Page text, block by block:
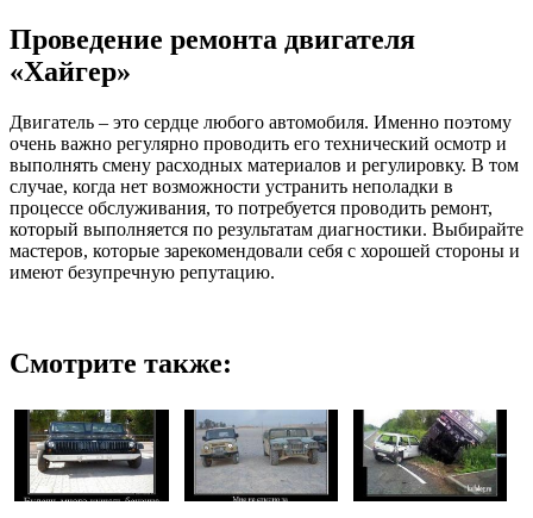
Проведение ремонта двигателя
«Хайгер»
Двигатель – это сердце любого автомобиля. Именно поэтому
очень важно регулярно проводить его технический осмотр и
выполнять смену расходных материалов и регулировку. В том
случае, когда нет возможности устранить неполадки в
процессе обслуживания, то потребуется проводить ремонт,
который выполняется по результатам диагностики. Выбирайте
мастеров, которые зарекомендовали себя с хорошей стороны и
имеют безупречную репутацию.
Смотрите также: